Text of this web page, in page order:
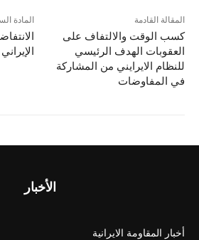
المادة المقالة القادمة
كسب الوقت والالتفاف على
العقوبات الهدف الرئيسي
للنظام الایرایني من المشارکة
في المفاوضات
الأخبار
أخبار المقاومة الايرانية